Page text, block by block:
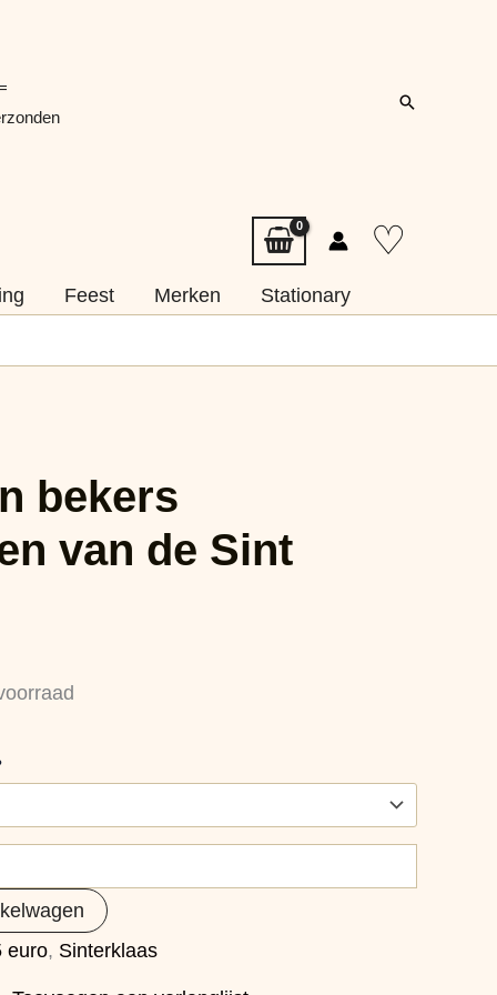
Zoeken
♡
Feest Merken
Stationary
bekers
van de Sint
euro, Sinterklaas